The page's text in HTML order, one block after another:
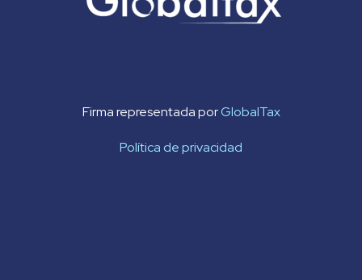
Firma representada porGlobalTax
Política de privacidad